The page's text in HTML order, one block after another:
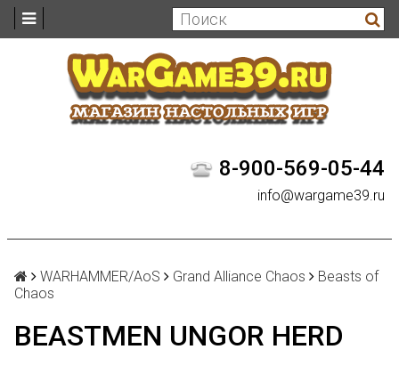
8-900-569-05-44
info@wargame39.ru
WARHAMMER/AoS Grand Alliance Chaos
Beasts of
Chaos
BEASTMEN UNGOR HERD